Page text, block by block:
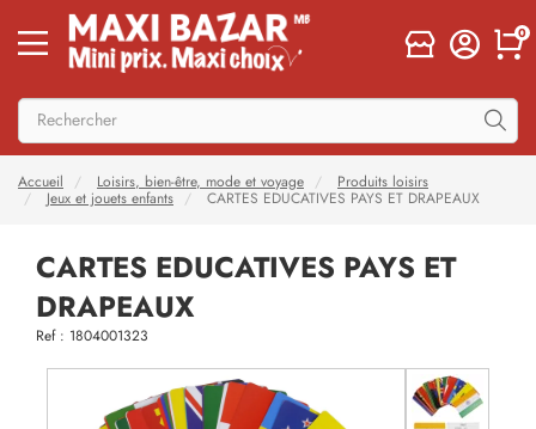
0
Accueil Loisirs, bien-être, mode et voyage
Produits loisirs
Jeux et jouets enfants
CARTES EDUCATIVES PAYS ET DRAPEAUX
CARTES EDUCATIVES PAYS ET
DRAPEAUX
Ref : 1804001323